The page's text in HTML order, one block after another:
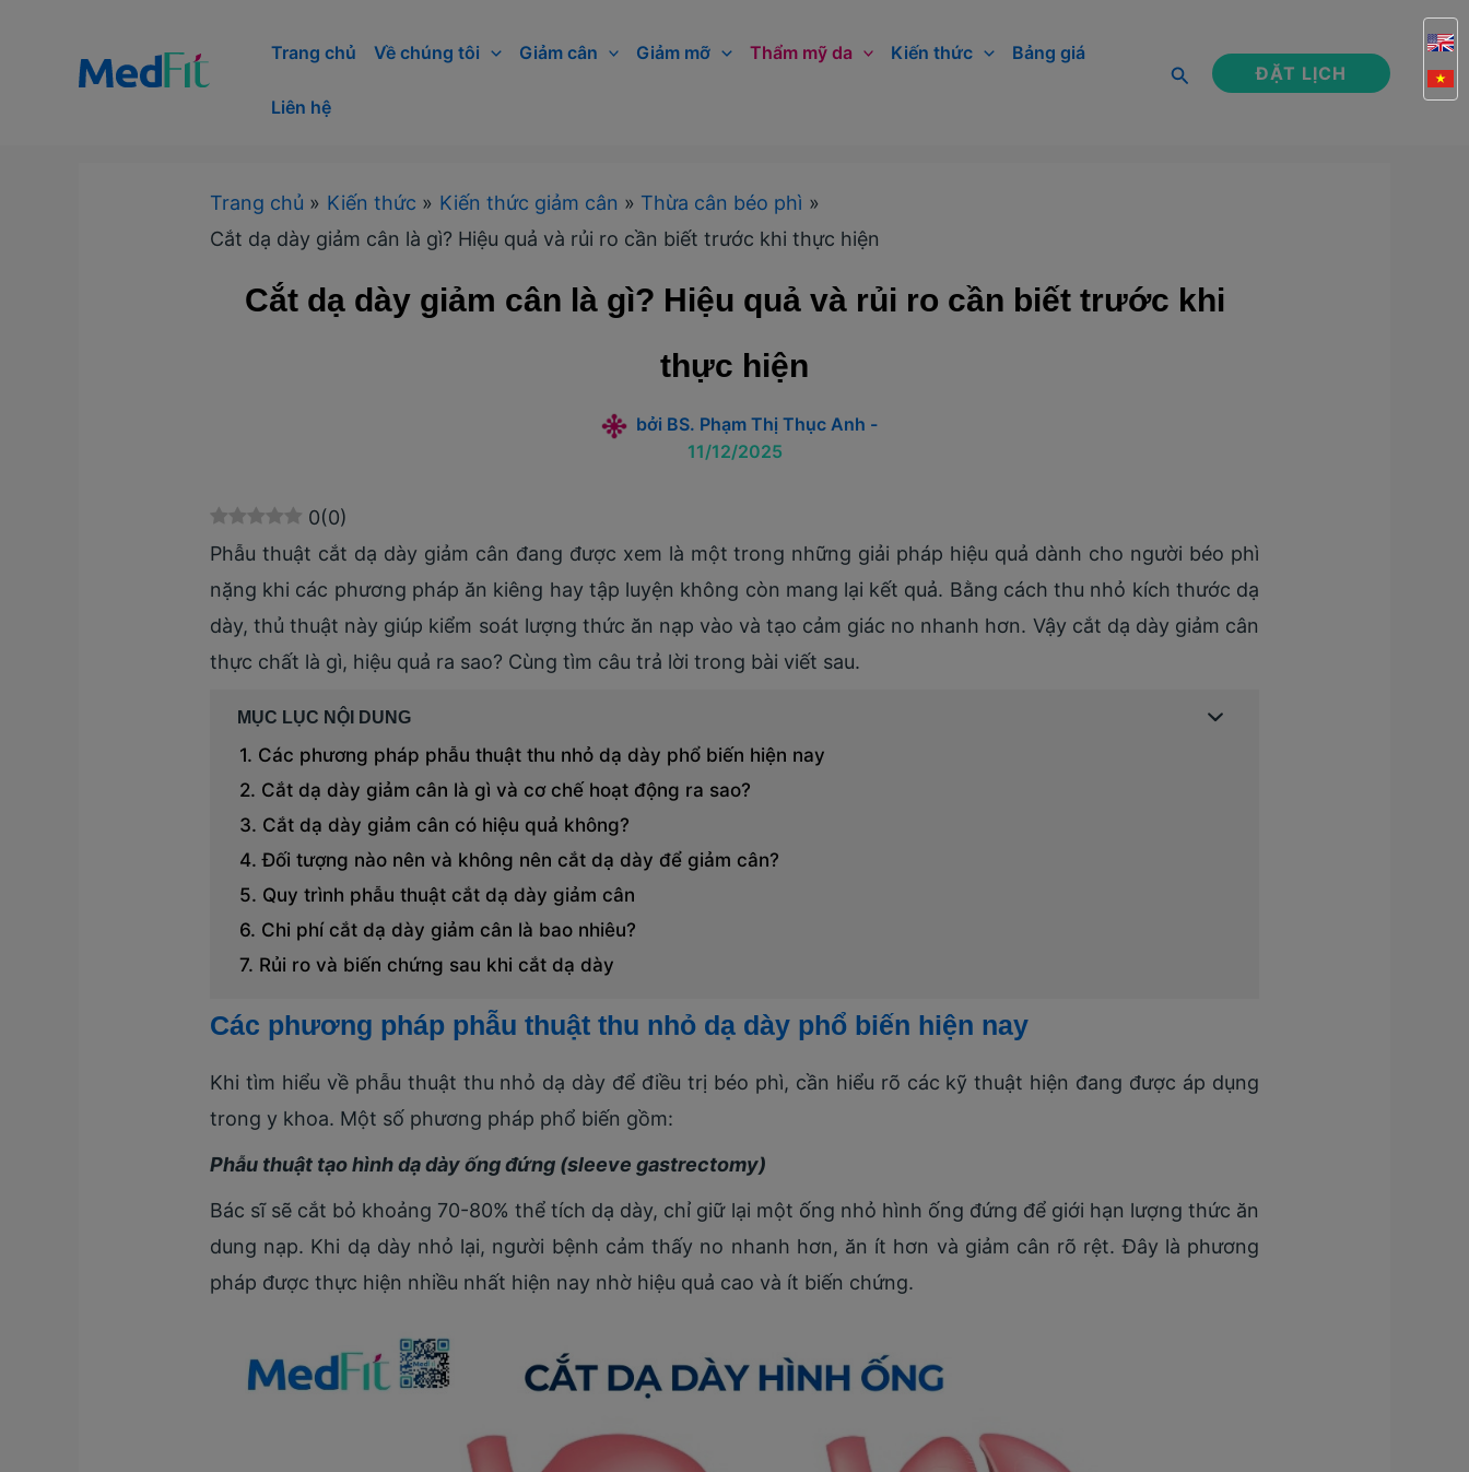
Trang chủ Về chúng tôi Giảm cân Giảm mỡ Thẩm mỹ da Kiến thức Bảng giá
Liên hệ
Tìm
ĐẶT LỊCH
Trang chủ Kiến thức Kiến thức giảm cân
Thừa cân béo phì
Cắt dạ dày giảm cân là gì? Hiệu quả và rủi ro cần biết trước khi thực hiện
Cắt dạ dày giảm cân là gì? Hiệu quả và rủi ro cần biết trước khi
thực hiện
bởi BS. Phạm Thị Thục Anh -
11/12/2025
0(0)
Phẫu thuật cắt dạ dày giảm cân đang được xem là một trong những giải pháp hiệu quả dành cho người béo phì
nặng khi các phương pháp ăn kiêng hay tập luyện không còn mang lại kết quả. Bằng cách thu nhỏ kích thước dạ
dày, thủ thuật này giúp kiểm soát lượng thức ăn nạp vào và tạo cảm giác no nhanh hơn. Vậy cắt dạ dày giảm cân
thực chất là gì, hiệu quả ra sao? Cùng tìm câu trả lời trong bài viết sau.
MỤC LỤC NỘI DUNG
Các phương pháp phẫu thuật thu nhỏ dạ dày phổ biến hiện nay
Cắt dạ dày giảm cân là gì và cơ chế hoạt động ra sao?
Cắt dạ dày giảm cân có hiệu quả không?
Đối tượng nào nên và không nên cắt dạ dày để giảm cân?
Quy trình phẫu thuật cắt dạ dày giảm cân
Chi phí cắt dạ dày giảm cân là bao nhiêu?
Rủi ro và biến chứng sau khi cắt dạ dày
Các phương pháp phẫu thuật thu nhỏ dạ dày phổ biến hiện nay
Khi tìm hiểu về phẫu thuật thu nhỏ dạ dày để điều trị béo phì, cần hiểu rõ các kỹ thuật hiện đang được áp dụng
trong y khoa. Một số phương pháp phổ biến gồm:
Phẫu thuật tạo hình dạ dày ống đứng (sleeve gastrectomy)
Bác sĩ sẽ cắt bỏ khoảng 70-80% thể tích dạ dày, chỉ giữ lại một ống nhỏ hình ống đứng để giới hạn lượng thức ăn
dung nạp. Khi dạ dày nhỏ lại, người bệnh cảm thấy no nhanh hơn, ăn ít hơn và giảm cân rõ rệt. Đây là phương
pháp được thực hiện nhiều nhất hiện nay nhờ hiệu quả cao và ít biến chứng.